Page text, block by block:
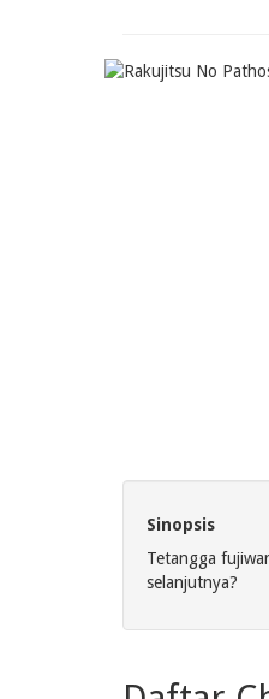
Sinopsis
Tetangga
selanjutnya?